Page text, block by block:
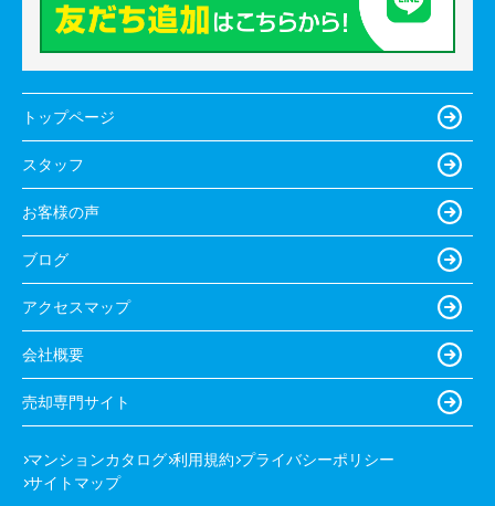
トップページ
スタッフ
お客様の声
ブログ
アクセスマップ
会社概要
売却専門サイト
マンションカタログ 利用規約 プライバシーポリシー
サイトマップ